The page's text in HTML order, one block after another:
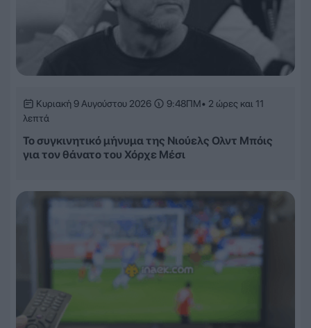
Κυριακή 9 Αυγούστου 2026 9:48ΠΜ• 2 ώρες και 11
λεπτά
Το συγκινητικό μήνυμα της Νιούελς Ολντ Μπόις
για τον θάνατο του Χόρχε Μέσι